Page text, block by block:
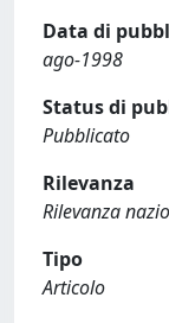
Data di
ago-1998
Status di
Pubblicato
Rilevanza
Rilevanza
Tipo
Articolo